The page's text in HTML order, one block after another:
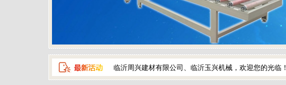
临沂周兴建材有限公司、临沂玉兴机械，欢迎您的光临！